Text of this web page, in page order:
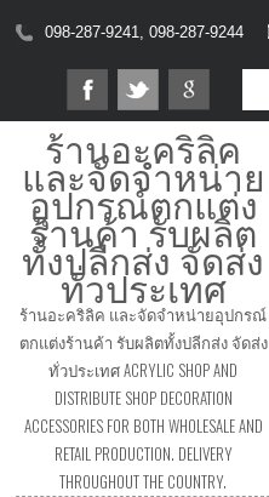
098-287-9241, 098-287-9244
ร้านอะคริลิค
และจัดจำหน่าย
อุปกรณ์ตกแต่ง
ร้านค้า รับผลิต
ทั้งปลีกส่ง จัดส่ง
ทั่วประเทศ
ร้านอะคริลิค และจัดจำหน่ายอุปกรณ์
ตกแต่งร้านค้า รับผลิตทั้งปลีกส่ง จัดส่ง
ทั่วประเทศ ACRYLIC SHOP AND
DISTRIBUTE SHOP DECORATION
ACCESSORIES FOR BOTH WHOLESALE AND
RETAIL PRODUCTION. DELIVERY
THROUGHOUT THE COUNTRY.